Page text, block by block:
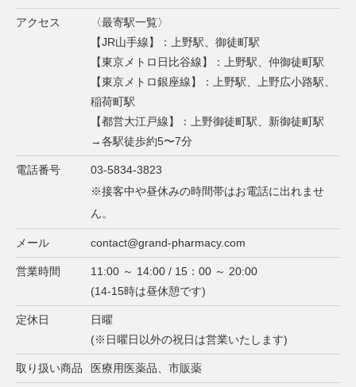
アクセス
〈最寄駅一覧〉
【JR山手線】：上野駅、御徒町駅
【東京メトロ日比谷線】：上野駅、仲御徒町駅
【東京メトロ銀座線】：上野駅、上野広小路駅、
稲荷町駅
【都営大江戸線】：上野御徒町駅、新御徒町駅
→各駅徒歩約5〜7分
電話番号
03-5834-3823
※接客中や昼休みの時間帯はお電話に出れませ
ん。
メール contact@grand-pharmacy.com
営業時間
11:00 ～ 14:00 / 15：00 ～ 20:00
(14-15時は昼休憩です)
定休日
日曜
(※日曜日以外の祝日は営業いたします)
取り扱い商品 医療用医薬品、市販薬